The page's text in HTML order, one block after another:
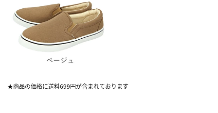
★商品の価格に送料699円が含まれております